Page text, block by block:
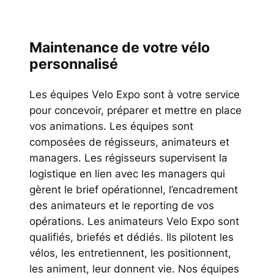
Maintenance de votre vélo
personnalisé
Les équipes Velo Expo sont à votre service
pour concevoir, préparer et mettre en place
vos animations. Les équipes sont
composées de régisseurs, animateurs et
managers. Les régisseurs supervisent la
logistique en lien avec les managers qui
gèrent le brief opérationnel, l’encadrement
des animateurs et le reporting de vos
opérations. Les animateurs Velo Expo sont
qualifiés, briefés et dédiés. Ils pilotent les
vélos, les entretiennent, les positionnent,
les animent, leur donnent vie. Nos équipes